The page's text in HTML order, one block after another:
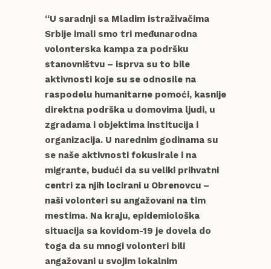
“U saradnji sa Mladim istraživačima
Srbije imali smo tri međunarodna
volonterska kampa za podršku
stanovništvu – isprva su to bile
aktivnosti koje su se odnosile na
raspodelu humanitarne pomoći, kasnije
direktna podrška u domovima ljudi, u
zgradama i objektima institucija i
organizacija. U narednim godinama su
se naše aktivnosti fokusirale i na
migrante, budući da su veliki prihvatni
centri za njih locirani u Obrenovcu –
naši volonteri su angažovani na tim
mestima. Na kraju, epidemiološka
situacija sa kovidom-19 je dovela do
toga da su mnogi volonteri bili
angažovani u svojim lokalnim